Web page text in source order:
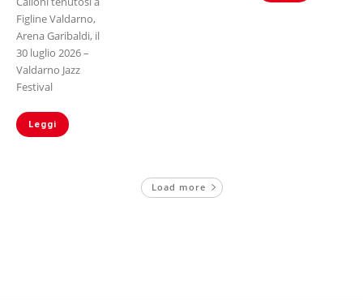
Figline Valdarno,
Arena Garibaldi, il
30 luglio 2026 –
Valdarno Jazz
Festival
Leggi
Load more